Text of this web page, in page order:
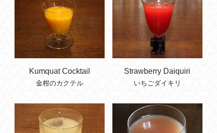
Kumquat Cocktail
金柑のカクテル
Strawberry Daiquiri
いちごダイキリ